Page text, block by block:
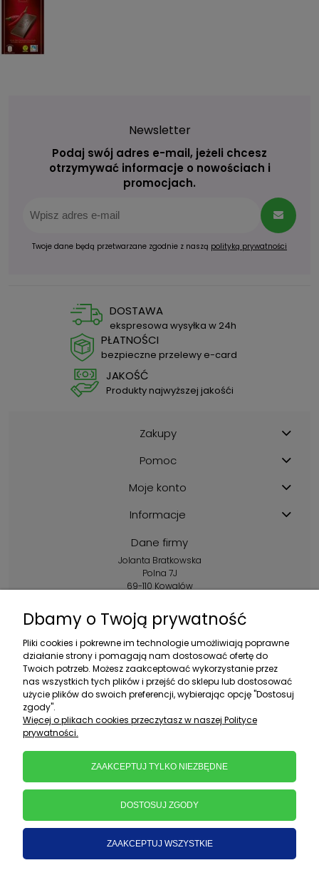
Newsletter
Podaj swój adres e-mail, jeżeli chcesz
otrzymywać informacje o nowościach i
promocjach.
Twoje dane będą przetwarzane zgodnie z naszą polityką prywatności
DOSTAWA
ekspresowa wysyłka w 24h
PŁATNOŚCI
bezpieczne przelewy e-card
JAKOŚĆ
Produkty najwyższej jakośći
Zakupy
Pomoc
Moje konto
Informacje
Dane firmy
Jolanta Bratkowska
Polna 7J
69-110 Kowalów
+48 602 356 983
pon.-pt.: 10:00-16:00
sklep@ebratek.pl
Dbamy o Twoją prywatność
Pliki cookies i pokrewne im technologie umożliwiają poprawne
działanie strony i pomagają nam dostosować ofertę do
Twoich potrzeb. Możesz zaakceptować wykorzystanie przez
nas wszystkich tych plików i przejść do sklepu lub dostosować
użycie plików do swoich preferencji, wybierając opcję "Dostosuj
zgody".
Więcej o plikach cookies przeczytasz w naszej Polityce
prywatności.
ZAAKCEPTUJ TYLKO NIEZBĘDNE
DOSTOSUJ ZGODY
ZAAKCEPTUJ WSZYSTKIE